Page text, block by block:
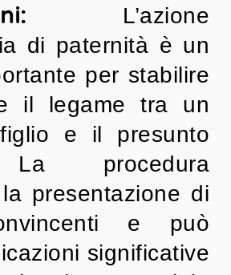
L’azione
di paternità è un
per stabilire
il legame tra un
e il presunto
procedura
presentazione di
e può
significative